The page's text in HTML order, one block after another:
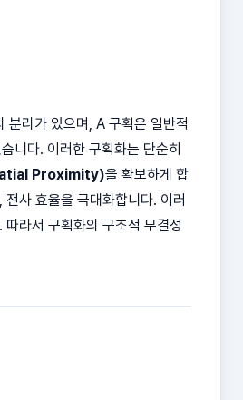
분리가 있으며, A 구획은 일반적
니다. 이러한 구획화는 단순히
Proximity)을 확보하게 합
사 효율을 극대화합니다. 이러
라서 구획화의 구조적 무결성